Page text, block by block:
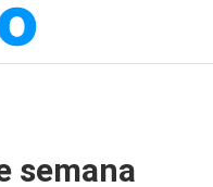
semana